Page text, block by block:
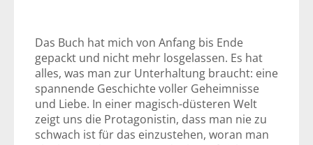
Das Buch hat mich von Anfang bis Ende
gepackt und nicht mehr losgelassen. Es hat
alles, was man zur Unterhaltung braucht: eine
spannende Geschichte voller Geheimnisse
und Liebe. In einer magisch-düsteren Welt
zeigt uns die Protagonistin, dass man nie zu
schwach ist für das einzustehen, woran man